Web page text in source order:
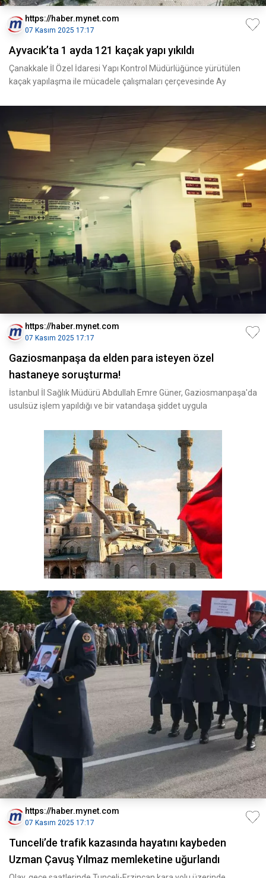
https://haber.mynet.com
07 Kasım 2025 17:17
Ayvacık’ta 1 ayda 121 kaçak yapı yıkıldı
Çanakkale İl Özel İdaresi Yapı Kontrol Müdürlüğünce yürütülen
kaçak yapılaşma ile mücadele çalışmaları çerçevesinde Ay
https://haber.mynet.com
07 Kasım 2025 17:17
Gaziosmanpaşa da elden para isteyen özel
hastaneye soruşturma!
İstanbul İl Sağlık Müdürü Abdullah Emre Güner, Gaziosmanpaşa'da
usulsüz işlem yapıldığı ve bir vatandaşa şiddet uygula
https://haber.mynet.com
07 Kasım 2025 17:17
Tunceli’de trafik kazasında hayatını kaybeden
Uzman Çavuş Yılmaz memleketine uğurlandı